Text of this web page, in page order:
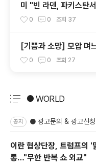
미 "빈 라덴, 파키스탄
0 0 조회 37
[기쁨과 소망] 모압 며
0 0 조회 27
● WORLD
공지 ● 광고문의 & 광고신청
이란 협상단장, 트럼프의 '
롱…"무한 반복 쇼 외교"